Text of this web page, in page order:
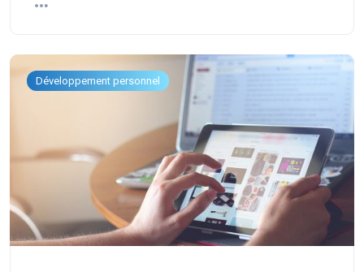
Développement personnel